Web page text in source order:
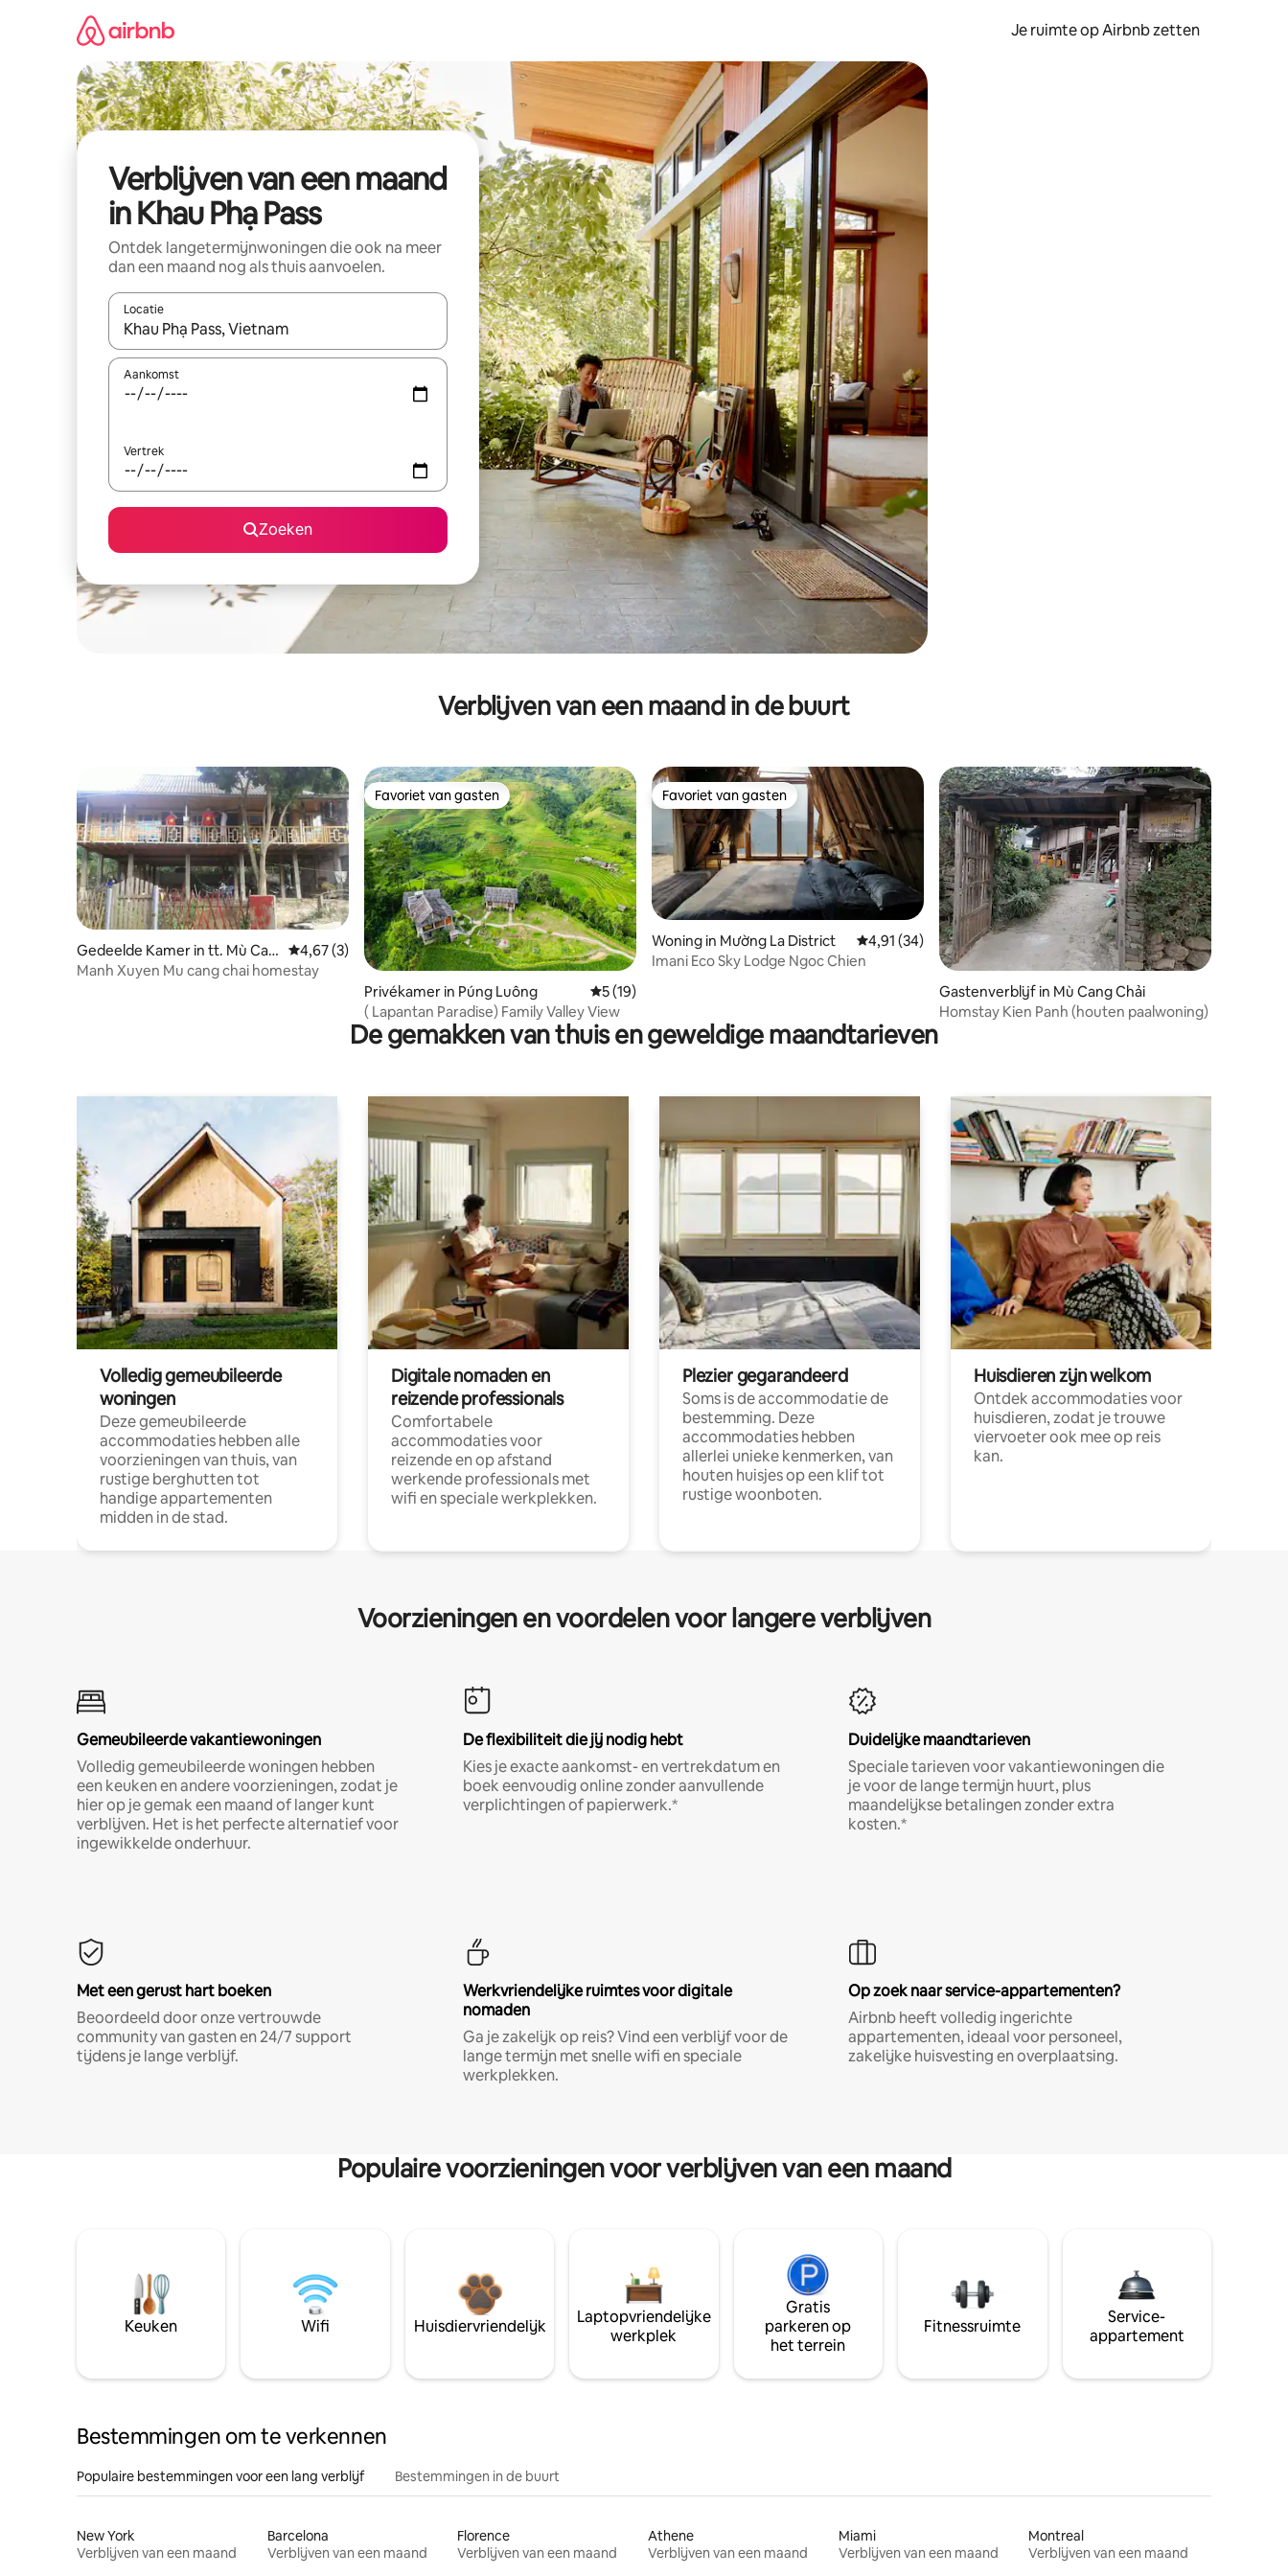
Je ruimte op Airbnb zetten
Verblijven van een maand
in Khau Phạ Pass
Ontdek langetermijnwoningen die ook na meer
dan een maand nog als thuis aanvoelen.
Locatie
Wanneer er suggesties beschikbaar zijn, maak je een keuze met je de pijltjestoetsen omhoog en omlaag, óf door te tikken of swipen.
Aankomst
Vertrek
Zoeken
Verblijven van een maand in de buurt
Gedeelde Kamer in tt. Mù Can
g Chải
Gemiddelde beoordeling van 4,67 uit 5, 3 recensies
4,67 (3)
Manh Xuyen Mu cang chai homestay
Favoriet van gasten
Favoriet van gasten
Privékamer in Púng Luông Gemiddelde beoordeling van 5 uit 5, 19 recensies
5 (19)
( Lapantan Paradise) Family Valley View
Favoriet van gasten
Favoriet van gasten
Woning in Mường La District Gemiddelde beoordeling van 4,91 uit 5, 34 recensies
4,91 (34)
Imani Eco Sky Lodge Ngoc Chien
Gastenverblijf in Mù Cang Chải
Homstay Kien Panh (houten paalwoning)
De gemakken van thuis en geweldige maandtarieven
Volledig gemeubileerde
woningen
Deze gemeubileerde
accommodaties hebben alle
voorzieningen van thuis, van
rustige berghutten tot
handige appartementen
midden in de stad.
Digitale nomaden en
reizende professionals
Comfortabele
accommodaties voor
reizende en op afstand
werkende professionals met
wifi en speciale werkplekken.
Plezier gegarandeerd
Soms is de accommodatie de
bestemming. Deze
accommodaties hebben
allerlei unieke kenmerken, van
houten huisjes op een klif tot
rustige woonboten.
Huisdieren zijn welkom
Ontdek accommodaties voor
huisdieren, zodat je trouwe
viervoeter ook mee op reis
kan.
Voorzieningen en voordelen voor langere verblijven
Gemeubileerde vakantiewoningen
Volledig gemeubileerde woningen hebben
een keuken en andere voorzieningen, zodat je
hier op je gemak een maand of langer kunt
verblijven. Het is het perfecte alternatief voor
ingewikkelde onderhuur.
De flexibiliteit die jij nodig hebt
Kies je exacte aankomst- en vertrekdatum en
boek eenvoudig online zonder aanvullende
verplichtingen of papierwerk.*
Duidelijke maandtarieven
Speciale tarieven voor vakantiewoningen die
je voor de lange termijn huurt, plus
maandelijkse betalingen zonder extra
kosten.*
Met een gerust hart boeken
Beoordeeld door onze vertrouwde
community van gasten en 24/7 support
tijdens je lange verblijf.
Werkvriendelijke ruimtes voor digitale
nomaden
Ga je zakelijk op reis? Vind een verblijf voor de
lange termijn met snelle wifi en speciale
werkplekken.
Op zoek naar service-appartementen?
Airbnb heeft volledig ingerichte
appartementen, ideaal voor personeel,
zakelijke huisvesting en overplaatsing.
Populaire voorzieningen voor verblijven van een maand
Keuken Wifi Huisdiervriendelijk
Laptopvriendelijke
werkplek
Gratis
parkeren op
het terrein
Fitnessruimte
Service-
appartement
Bestemmingen om te verkennen
Populaire bestemmingen voor een lang verblijf Bestemmingen in de buurt
New York
Verblijven van een maand
Barcelona
Verblijven van een maand
Florence
Verblijven van een maand
Athene
Verblijven van een maand
Miami
Verblijven van een maand
Montreal
Verblijven van een maand